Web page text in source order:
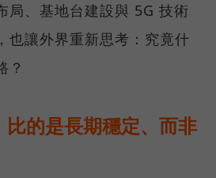
局、基地台建設與 5G 技術
也讓外界重新思考：究竟什
？
的是長期穩定、而非